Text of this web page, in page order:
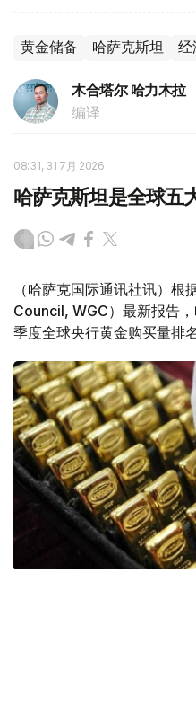
黄金储备 哈萨克斯坦 经
木合塔尔 哈力木拉
编译
08:31, 31 7月 2026
哈萨克斯坦是全球五
（哈萨克国际通讯社讯）
Council, WGC）最新报告
季度全球央行黄金购买量排